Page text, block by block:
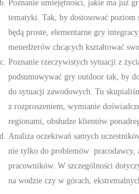
Poznanie umiejętności, jakie ma już
tematyki. Tak, by dostosować poziom
będą proste, elementarne gry
menedżerów chcących kształtować
Poznanie rzeczywistych sytuacji z
podsumowywać gry outdoor tak, by
do sytuacji zawodowych. Tu
z rozproszeniem, wymianie
regionami, obsłudze klientów
Analiza oczekiwań samych
nie tylko do problemów pracodawcy,
pracowników. W szczególności
na wodzie czy w górach,